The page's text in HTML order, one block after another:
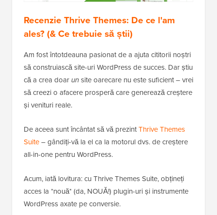
Recenzie Thrive Themes: De ce l'am
ales? (& Ce trebuie să știi)
Am fost întotdeauna pasionat de a ajuta cititorii noștri
să construiască site-uri WordPress de succes. Dar știu
că a crea doarunsite oarecare nu este suficient – vrei
să creezi o afacere prosperă care generează creștere
și venituri reale.
De aceea sunt încântat să vă prezintThrive Themes
Suite– gândiți-vă la el ca la motorul dvs. de creștere
all-in-one pentru WordPress.
Acum, iată lovitura: cu Thrive Themes Suite, obțineți
acces la *nouă* (da, NOUĂ!) plugin-uri și instrumente
WordPress axate pe conversie.